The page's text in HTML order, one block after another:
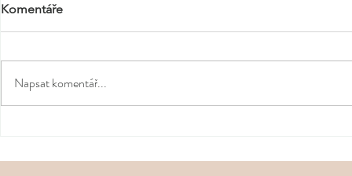
celebrity
určují směr
Komentáře
Napsat komentář...